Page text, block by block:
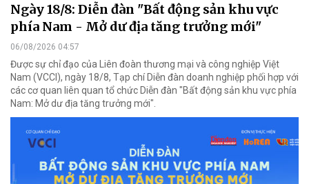
Ngày 18/8: Diễn đàn "Bất động sản khu vực
phía Nam - Mở dư địa tăng trưởng mới"
06/08/2026 04:57
Được sự chỉ đạo của Liên đoàn thương mại và công nghiệp Việt
Nam (VCCI), ngày 18/8, Tạp chí Diễn đàn doanh nghiệp phối hợp với
các cơ quan liên quan tổ chức Diễn đàn "Bất động sản khu vực phía
Nam: Mở dư địa tăng trưởng mới".